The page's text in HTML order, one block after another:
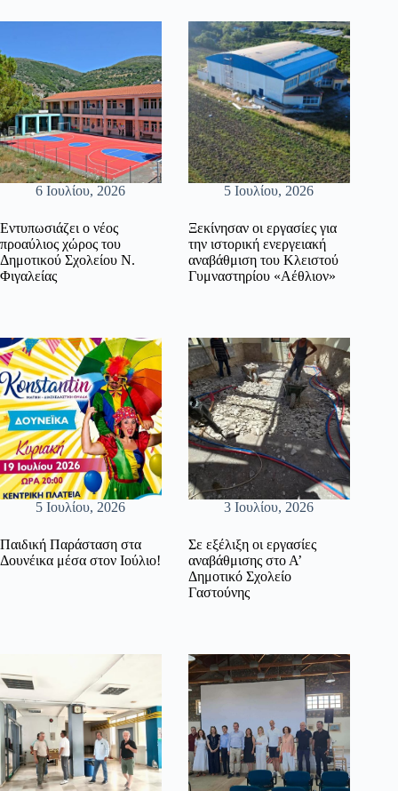
6 Ιουλίου, 2026
Εντυπωσιάζει ο νέος
προαύλιος χώρος του
Δημοτικού Σχολείου Ν.
Φιγαλείας
5 Ιουλίου, 2026
Ξεκίνησαν οι εργασίες για
την ιστορική ενεργειακή
αναβάθμιση του Κλειστού
Γυμναστηρίου «Αέθλιον»
5 Ιουλίου, 2026
Παιδική Παράσταση στα
Δουνέικα μέσα στον Ιούλιο!
3 Ιουλίου, 2026
Σε εξέλιξη οι εργασίες
αναβάθμισης στο Α’
Δημοτικό Σχολείο
Γαστούνης